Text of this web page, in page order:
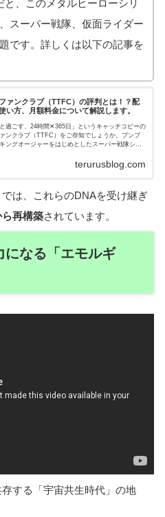
と、このメタルヒーローシリ
スーパー戦隊、仮面ライダー
です。詳しくは以下の記事を
ァンクラブ（TTFC）の評判とは！？配
い方、月額料金について解説します。
と過ごす、24時間✕365日」というキャッチコピーの
ンクラブ（TTFC）をご存知でしょうか。ブンブ
ングオージャーをはじめとしたスーパー戦隊シリ
どが見放題のサブスクです。配信作品であったり、
額料金についてなどをこの記事では紹介していま
terurusblog.com
では、これらのDNAを受け継ぎ
再構築されています。
になる「エモルギ
する「宇宙共生時代」の地